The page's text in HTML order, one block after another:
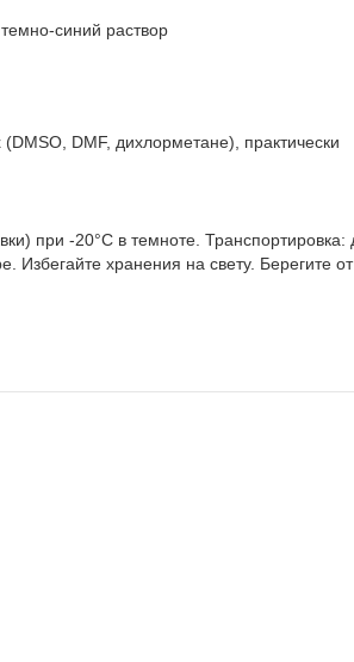
синий раствор
DMF, дихлорметане), практически
при -20°C в темноте. Транспортировка:
Избегайте хранения на свету. Берегите от